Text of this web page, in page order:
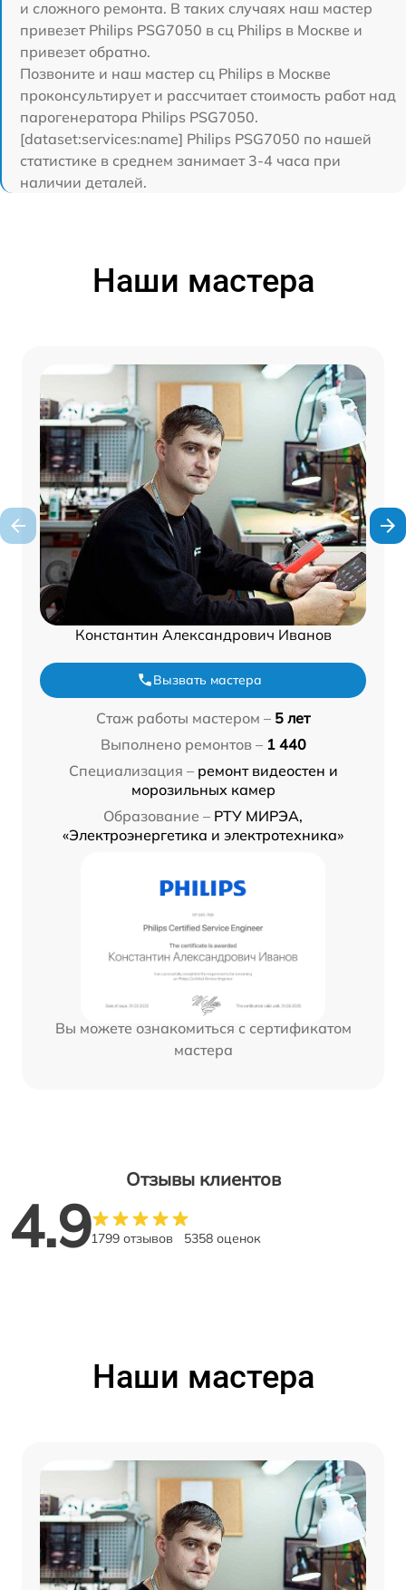
и сложного ремонта. В таких случаях наш мастер
привезет Philips PSG7050 в сц Philips в Москве и
привезет обратно.
Позвоните и наш мастер сц Philips в Москве
проконсультирует и рассчитает стоимость работ над
парогенератора Philips PSG7050.
[dataset:services:name] Philips PSG7050 по нашей
статистике в среднем занимает 3-4 часа при
наличии деталей.
Наши мастера
Константин Александрович Иванов
Вызвать мастера
Стаж работы мастером – 5 лет
Выполнено ремонтов – 1 440
Специализация – ремонт видеостен и
морозильных камер
Образование – РТУ МИРЭА,
«Электроэнергетика и электротехника»
Вы можете ознакомиться с сертификатом
мастера
Отзывы клиентов
4.91799 отзывов 5358 оценок
Наши мастера